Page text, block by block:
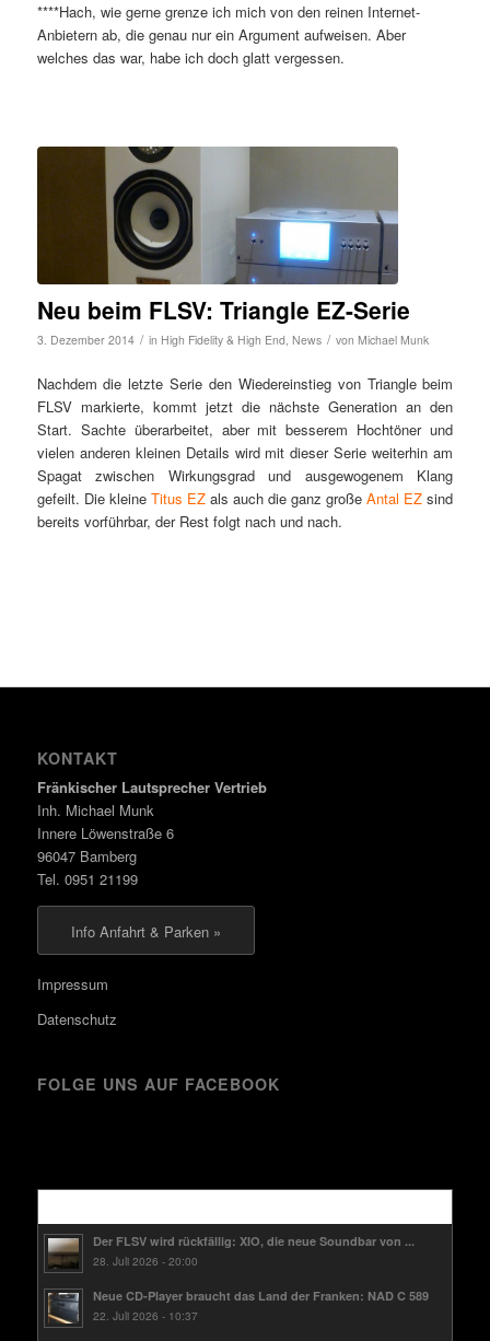
****Hach, wie gerne grenze ich mich von den reinen Internet-
Anbietern ab, die genau nur ein Argument aufweisen. Aber
welches das war, habe ich doch glatt vergessen.
Neu beim FLSV: Triangle EZ-Serie
3. Dezember 2014 / in High Fidelity & High End, News / von Michael Munk
Nachdem die letzte Serie den Wiedereinstieg von Triangle beim
FLSV markierte, kommt jetzt die nächste Generation an den
Start. Sachte überarbeitet, aber mit besserem Hochtöner und
vielen anderen kleinen Details wird mit dieser Serie weiterhin am
Spagat zwischen Wirkungsgrad und ausgewogenem Klang
gefeilt. Die kleine Titus EZals auch die ganz großeAntal EZ sind
bereits vorführbar, der Rest folgt nach und nach.
KONTAKT
Fränkischer Lautsprecher Vertrieb
Inh. Michael Munk
Innere Löwenstraße 6
96047 Bamberg
Tel. 0951 21199
Info Anfahrt & Parken »
Impressum
Datenschutz
FOLGE UNS AUF FACEBOOK
Der FLSV wird rückfällig: XIO, die neue Soundbar von ...
28. Juli 2026 - 20:00
Neue CD-Player braucht das Land der Franken: NAD C 589
22. Juli 2026 - 10:37